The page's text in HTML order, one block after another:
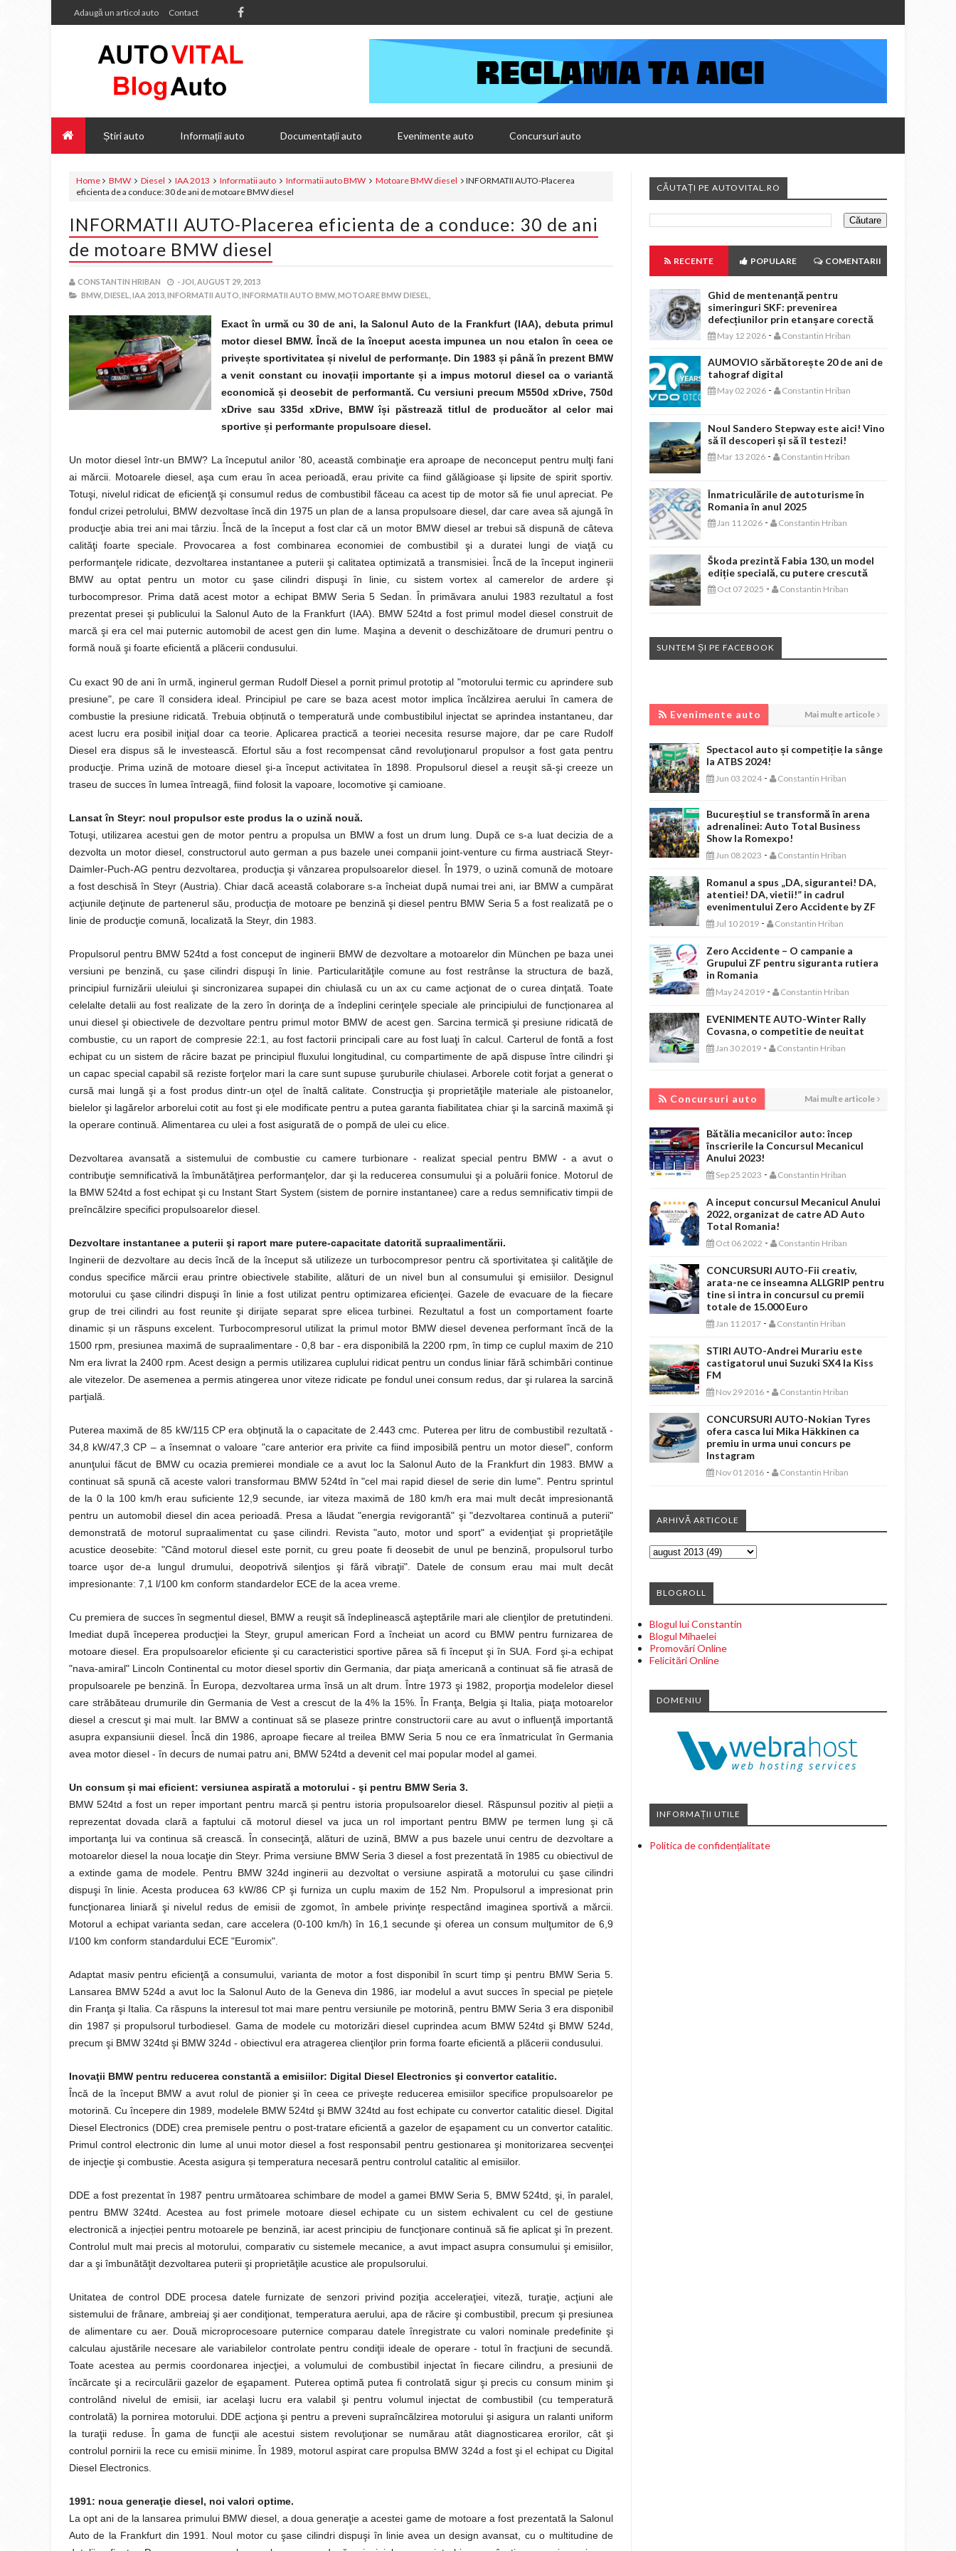
Adaugă un articol auto Contact
Știri auto Informații auto Documentații auto Evenimente auto Concursuri auto
Home BMW Diesel IAA 2013 Informatii auto Informatii auto BMW Motoare BMW diesel
INFORMATII AUTO-Placerea
eficienta de a conduce: 30 de ani de motoare BMW diesel
INFORMATII AUTO-Placerea eficienta de a conduce: 30 de ani
de motoare BMW diesel
CONSTANTIN HRIBAN - JOI, AUGUST 29, 2013
BMW, DIESEL, IAA 2013, INFORMATII AUTO, INFORMATII AUTO BMW, MOTOARE BMW DIESEL,
Exact în urmă cu 30 de ani, la Salonul Auto de la Frankfurt (IAA), debuta primul
motor diesel BMW. Încă de la început acesta impunea un nou etalon în ceea ce
privește sportivitatea și nivelul de performanțe. Din 1983 și până în prezent BMW
a venit constant cu inovații importanteși a impus motorul diesel ca o variantă
economică și deosebit de performantă. Cu versiuni precum M550d xDrive, 750d
xDrive sau 335d xDrive, BMW își păstrează titlul de producător al celor mai
sportive și performante propulsoare diesel.
Un motor diesel într-un BMW? La începutul anilor '80, această combinaţie era aproape de neconceput pentru mulţi fani
ai mărcii. Motoarele diesel, aşa cum erau în acea perioadă, erau privite ca fiind gălăgioase şi lipsite de spirit sportiv.
Totuşi, nivelul ridicat de eficienţă şi consumul redus de combustibil făceau ca acest tip de motor să fie unul apreciat. Pe
fondul crizei petrolului, BMW dezvoltase încă din 1975 un plan de a lansa propulsoare diesel, dar care avea să ajungă în
producţie abia trei ani mai târziu. Încă de la început a fost clar că un motor BMW diesel ar trebui să dispună de câteva
calităţi foarte speciale. Provocarea a fost combinarea economiei de combustibil şi a duratei lungi de viaţă cu
performanţele ridicate, dezvoltarea instantanee a puterii şi calitatea optimizată a transmisiei. Încă de la început inginerii
BMW au optat pentru un motor cu şase cilindri dispuşi în linie, cu sistem vortex al camerelor de ardere şi
turbocompresor. Prima dată acest motor a echipat BMW Seria 5 Sedan. În primăvara anului 1983 rezultatul a fost
prezentat presei şi publicului la Salonul Auto de la Frankfurt (IAA). BMW 524td a fost primul model diesel construit de
marcă şi era cel mai puternic automobil de acest gen din lume. Maşina a devenit o deschizătoare de drumuri pentru o
formă nouă şi foarte eficientă a plăcerii condusului.
Cu exact 90 de ani în urmă, inginerul german Rudolf Diesel a pornit primul prototip al "motorului termic cu aprindere sub
presiune", pe care îl considera ideal. Principiul pe care se baza acest motor implica încălzirea aerului în camera de
combustie la presiune ridicată. Trebuia obținută o temperatură unde combustibilul injectat se aprindea instantaneu, dar
acest lucru era posibil iniţial doar ca teorie. Aplicarea practică a teoriei necesita resurse majore, dar pe care Rudolf
Diesel era dispus să le investească. Efortul său a fost recompensat când revoluţionarul propulsor a fost gata pentru
producţie. Prima uzină de motoare diesel şi-a început activitatea în 1898. Propulsorul diesel a reuşit să-şi creeze un
traseu de succes în lumea întreagă, fiind folosit la vapoare, locomotive şi camioane.
Lansat în Steyr: noul propulsor este produs la o uzină nouă.
Totuşi, utilizarea acestui gen de motor pentru a propulsa un BMW a fost un drum lung. După ce s-a luat decizia de a
dezvolta un motor diesel, constructorul auto german a pus bazele unei companii joint-venture cu firma austriacă Steyr-
Daimler-Puch-AG pentru dezvoltarea, producţia şi vânzarea propulsoarelor diesel. În 1979, o uzină comună de motoare
a fost deschisă în Steyr (Austria). Chiar dacă această colaborare s-a încheiat după numai trei ani, iar BMW a cumpărat
acţiunile deţinute de partenerul său, producţia de motoare pe benzină şi diesel pentru BMW Seria 5 a fost realizată pe o
linie de producţie comună, localizată la Steyr, din 1983.
Propulsorul pentru BMW 524td a fost conceput de inginerii BMW de dezvoltare a motoarelor din München pe baza unei
versiuni pe benzină, cu şase cilindri dispuşi în linie. Particularităţile comune au fost restrânse la structura de bază,
principiul furnizării uleiului şi sincronizarea supapei din chiulasă cu un ax cu came acţionat de o curea dinţată. Toate
celelalte detalii au fost realizate de la zero în dorinţa de a îndeplini cerinţele speciale ale principiului de funcționarea al
unui diesel şi obiectivele de dezvoltare pentru primul motor BMW de acest gen. Sarcina termică şi presiune ridicată de
combustie, cu un raport de compresie 22:1, au fost factorii principali care au fost luaţi în calcul. Carterul de fontă a fost
echipat cu un sistem de răcire bazat pe principiul fluxului longitudinal, cu compartimente de apă dispuse între cilindri şi
un capac special capabil să reziste forţelor mari la care sunt supuse şuruburile chiulasei. Arborele cotit forjat a generat o
cursă mai lungă şi a fost produs dintr-un oţel de înaltă calitate. Construcţia şi proprietăţile materiale ale pistoanelor,
bielelor şi lagărelor arborelui cotit au fost şi ele modificate pentru a putea garanta fiabilitatea chiar şi la sarcină maximă şi
la operare continuă. Alimentarea cu ulei a fost asigurată de o pompă de ulei cu elice.
Dezvoltarea avansată a sistemului de combustie cu camere turbionare - realizat special pentru BMW - a avut o
contribuţie semnificativă la îmbunătăţirea performanţelor, dar şi la reducerea consumului şi a poluării fonice. Motorul de
la BMW 524td a fost echipat şi cu Instant Start System (sistem de pornire instantanee) care a redus semnificativ timpii de
preîncălzire specifici propulsoarelor diesel.
Dezvoltare instantanee a puterii şi raport mare putere-capacitate datorită supraalimentării.
Inginerii de dezvoltare au decis încă de la început să utilizeze un turbocompresor pentru că sportivitatea şi calităţile de
condus specifice mărcii erau printre obiectivele stabilite, alături de un nivel bun al consumului şi emisiilor. Designul
motorului cu şase cilindri dispuşi în linie a fost utilizat pentru optimizarea eficienţei. Gazele de evacuare de la fiecare
grup de trei cilindri au fost reunite şi dirijate separat spre elicea turbinei. Rezultatul a fost un comportament foarte
dinamic și un răspuns excelent. Turbocompresorul utilizat la primul motor BMW diesel devenea performant încă de la
1500 rpm, presiunea maximă de supraalimentare - 0,8 bar - era disponibilă la 2200 rpm, în timp ce cuplul maxim de 210
Nm era livrat la 2400 rpm. Acest design a permis utilizarea cuplului ridicat pentru un condus liniar fără schimbări continue
ale vitezelor. De asemenea a permis atingerea unor viteze ridicate pe fondul unei consum redus, dar şi rularea la sarcină
parţială.
Puterea maximă de 85 kW/115 CP era obţinută la o capacitate de 2.443 cmc. Puterea per litru de combustibil rezultată -
34,8 kW/47,3 CP – a însemnat o valoare "care anterior era privite ca fiind imposibilă pentru un motor diesel", conform
anunţului făcut de BMW cu ocazia premierei mondiale ce a avut loc la Salonul Auto de la Frankfurt din 1983. BMW a
continuat să spună că aceste valori transformau BMW 524td în "cel mai rapid diesel de serie din lume". Pentru sprintul
de la 0 la 100 km/h erau suficiente 12,9 secunde, iar viteza maximă de 180 km/h era mai mult decât impresionantă
pentru un automobil diesel din acea perioadă. Presa a lăudat "energia revigorantă" şi "dezvoltarea continuă a puterii"
demonstrată de motorul supraalimentat cu şase cilindri. Revista "auto, motor und sport" a evidenţiat şi proprietăţile
acustice deosebite: "Când motorul diesel este pornit, cu greu poate fi deosebit de unul pe benzină, propulsorul turbo
toarce uşor de-a lungul drumului, deopotrivă silenţios şi fără vibraţii". Datele de consum erau mai mult decât
impresionante: 7,1 l/100 km conform standardelor ECE de la acea vreme.
Cu premiera de succes în segmentul diesel, BMW a reuşit să îndeplinească aşteptările mari ale clienţilor de pretutindeni.
Imediat după începerea producţiei la Steyr, grupul american Ford a încheiat un acord cu BMW pentru furnizarea de
motoare diesel. Era propulsoarelor eficiente şi cu caracteristici sportive părea să fi început şi în SUA. Ford şi-a echipat
"nava-amiral" Lincoln Continental cu motor diesel sportiv din Germania, dar piaţa americană a continuat să fie atrasă de
propulsoarele pe benzină. În Europa, dezvoltarea urma însă un alt drum. Între 1973 şi 1982, proporţia modelelor diesel
care străbăteau drumurile din Germania de Vest a crescut de la 4% la 15%. În Franţa, Belgia şi Italia, piaţa motoarelor
diesel a crescut şi mai mult. Iar BMW a continuat să se plaseze printre constructorii care au avut o influenţă importantă
asupra expansiunii diesel. Încă din 1986, aproape fiecare al treilea BMW Seria 5 nou ce era înmatriculat în Germania
avea motor diesel - în decurs de numai patru ani, BMW 524td a devenit cel mai popular model al gamei.
Un consum și mai eficient: versiunea aspirată a motorului - şi pentru BMW Seria 3.
BMW 524td a fost un reper important pentru marcă și pentru istoria propulsoarelor diesel. Răspunsul pozitiv al pieții a
reprezentat dovada clară a faptului că motorul diesel va juca un rol important pentru BMW pe termen lung şi că
importanţa lui va continua să crească. În consecinţă, alături de uzină, BMW a pus bazele unui centru de dezvoltare a
motoarelor diesel la noua locaţie din Steyr. Prima versiune BMW Seria 3 diesel a fost prezentată în 1985 cu obiectivul de
a extinde gama de modele. Pentru BMW 324d inginerii au dezvoltat o versiune aspirată a motorului cu şase cilindri
dispuşi în linie. Acesta producea 63 kW/86 CP şi furniza un cuplu maxim de 152 Nm. Propulsorul a impresionat prin
funcţionarea liniară şi nivelul redus de emisii de zgomot, în ambele privinţe respectând imaginea sportivă a mărcii.
Motorul a echipat varianta sedan, care accelera (0-100 km/h) în 16,1 secunde şi oferea un consum mulţumitor de 6,9
l/100 km conform standardului ECE "Euromix".
Adaptat masiv pentru eficienţă a consumului, varianta de motor a fost disponibil în scurt timp şi pentru BMW Seria 5.
Lansarea BMW 524d a avut loc la Salonul Auto de la Geneva din 1986, iar modelul a avut succes în special pe piețele
din Franţa şi Italia. Ca răspuns la interesul tot mai mare pentru versiunile pe motorină, pentru BMW Seria 3 era disponibil
din 1987 și propulsorul turbodiesel. Gama de modele cu motorizări diesel cuprindea acum BMW 524td şi BMW 524d,
precum şi BMW 324td şi BMW 324d - obiectivul era atragerea clienţilor prin forma foarte eficientă a plăcerii condusului.
Inovaţii BMW pentru reducerea constantă a emisiilor: Digital Diesel Electronics şi convertor catalitic.
Încă de la început BMW a avut rolul de pionier şi în ceea ce priveşte reducerea emisiilor specifice propulsoarelor pe
motorină. Cu începere din 1989, modelele BMW 524td şi BMW 324td au fost echipate cu convertor catalitic diesel. Digital
Diesel Electronics (DDE) crea premisele pentru o post-tratare eficientă a gazelor de eşapament cu un convertor catalitic.
Primul control electronic din lume al unui motor diesel a fost responsabil pentru gestionarea şi monitorizarea secvenţei
de injecţie şi combustie. Acesta asigura și temperatura necesară pentru controlul catalitic al emisiilor.
DDE a fost prezentat în 1987 pentru următoarea schimbare de model a gamei BMW Seria 5, BMW 524td, şi, în paralel,
pentru BMW 324td. Acestea au fost primele motoare diesel echipate cu un sistem echivalent cu cel de gestiune
electronică a injecției pentru motoarele pe benzină, iar acest principiu de funcţionare continuă să fie aplicat şi în prezent.
Controlul mult mai precis al motorului, comparativ cu sistemele mecanice, a avut impact asupra consumului şi emisiilor,
dar a şi îmbunătăţit dezvoltarea puterii şi proprietăţile acustice ale propulsorului.
Unitatea de control DDE procesa datele furnizate de senzori privind poziţia acceleraţiei, viteză, turaţie, acţiuni ale
sistemului de frânare, ambreiaj şi aer condiţionat, temperatura aerului, apa de răcire şi combustibil, precum şi presiunea
de alimentare cu aer. Două microprocesoare puternice comparau datele înregistrate cu valori nominale predefinite şi
calculau ajustările necesare ale variabilelor controlate pentru condiţii ideale de operare - totul în fracţiuni de secundă.
Toate acestea au permis coordonarea injecţiei, a volumului de combustibil injectat în fiecare cilindru, a presiunii de
încărcate şi a recirculării gazelor de eşapament. Puterea optimă putea fi controlată sigur şi precis cu consum minim şi
controlând nivelul de emisii, iar acelaşi lucru era valabil şi pentru volumul injectat de combustibil (cu temperatură
controlată) la pornirea motorului. DDE acţiona şi pentru a preveni supraîncălzirea motorului şi asigura un ralanti uniform
la turaţii reduse. În gama de funcţii ale acestui sistem revoluţionar se numărau atât diagnosticarea erorilor, cât şi
controlul pornirii la rece cu emisii minime. În 1989, motorul aspirat care propulsa BMW 324d a fost şi el echipat cu Digital
Diesel Electronics.
1991: noua generaţie diesel, noi valori optime.
La opt ani de la lansarea primului BMW diesel, a doua generaţie a acestei game de motoare a fost prezentată la Salonul
Auto de la Frankfurt din 1991. Noul motor cu şase cilindri dispuşi în linie avea un design avansat, cu o multitudine de
CĂUTAȚI PE AUTOVITAL.RO
RECENTE POPULARE COMENTARII
Ghid de mentenanță pentru
simeringuri SKF: prevenirea
defecțiunilor prin etanșare corectă
May 12 2026 - Constantin Hriban
AUMOVIO sărbătorește 20 de ani de
tahograf digital
May 02 2026 - Constantin Hriban
Noul Sandero Stepway este aici! Vino
să îl descoperi și să îl testezi!
Mar 13 2026 - Constantin Hriban
Înmatriculările de autoturisme în
Romania în anul 2025
Jan 11 2026 - Constantin Hriban
Škoda prezintă Fabia 130, un model
ediție specială, cu putere crescută
Oct 07 2025 - Constantin Hriban
SUNTEM ȘI PE FACEBOOK
Evenimente auto Mai multe articole
Spectacol auto și competiție la sânge
la ATBS 2024!
Jun 03 2024 - Constantin Hriban
Bucureștiul se transformă în arena
adrenalinei: Auto Total Business
Show la Romexpo!
Jun 08 2023 - Constantin Hriban
Romanul a spus „DA, sigurantei! DA,
atentiei! DA, vietii!” in cadrul
evenimentului Zero Accidente by ZF
Jul 10 2019 - Constantin Hriban
Zero Accidente – O campanie a
Grupului ZF pentru siguranta rutiera
in Romania
May 24 2019 - Constantin Hriban
EVENIMENTE AUTO-Winter Rally
Covasna, o competitie de neuitat
Jan 30 2019 - Constantin Hriban
Concursuri auto Mai multe articole
Bătălia mecanicilor auto: încep
înscrierile la Concursul Mecanicul
Anului 2023!
Sep 25 2023 - Constantin Hriban
A inceput concursul Mecanicul Anului
2022, organizat de catre AD Auto
Total Romania!
Oct 06 2022 - Constantin Hriban
CONCURSURI AUTO-Fii creativ,
arata-ne ce inseamna ALLGRIP pentru
tine si intra in concursul cu premii
totale de 15.000 Euro
Jan 11 2017 - Constantin Hriban
STIRI AUTO-Andrei Murariu este
castigatorul unui Suzuki SX4 la Kiss
FM
Nov 29 2016 - Constantin Hriban
CONCURSURI AUTO-Nokian Tyres
ofera casca lui Mika Häkkinen ca
premiu in urma unui concurs pe
Instagram
Nov 01 2016 - Constantin Hriban
ARHIVĂ ARTICOLE
BLOGROLL
Blogul lui Constantin
Blogul Mihaelei
Promovări Online
Felicitări Online
DOMENIU
INFORMAȚII UTILE
Politica de confidențialitate